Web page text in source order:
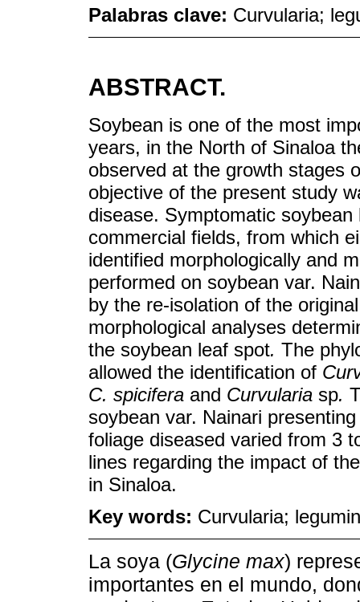
Palabras clave: Curvularia;
ABSTRACT.
Soybean is one of the most
years, in the North of Sinaloa
observed at the growth stages
objective of the present study
disease. Symptomatic
commercial fields, from which
identified morphologically and
performed on soybean var.
by the re-isolation of the
morphological analyses
the soybean leaf spot. The
allowed the identification of
C. spicifera and Curvularia sp.
soybean var. Nainari
foliage diseased varied from 3
lines regarding the impact of
in Sinaloa.
Key words: Curvularia;
La soya (Glycine max)
importantes en el mundo,